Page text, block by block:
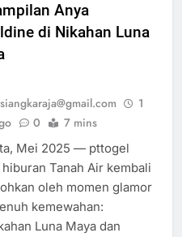
Anya
di Nikahan Luna
1
0 7 mins
Mei 2025 — pttogel
Tanah Air kembali
oleh momen glamor
kemewahan:
Luna Maya dan